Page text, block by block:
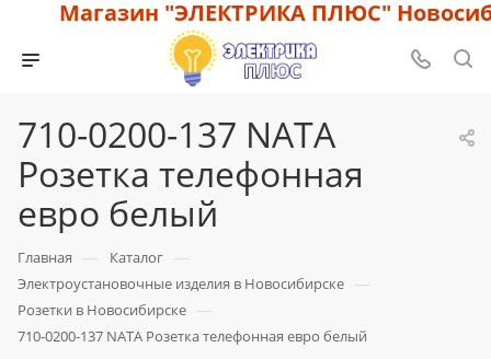
Магазин "ЭЛЕКТРИКА ПЛЮС"
710-0200-137 NATA
Розетка телефонная
евро белый
Главная — Каталог —
Электроустановочные изделия в Новосибирске —
Розетки в Новосибирске —
710-0200-137 NATA Розетка телефонная евро белый